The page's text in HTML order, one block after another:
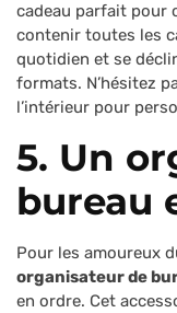
cadeau parfait pour
contenir toutes les
quotidien et se
formats. N’hésitez
l’intérieur pour
5. Un
bureau
Pour les amoureux
organisateur de
en ordre. Cet